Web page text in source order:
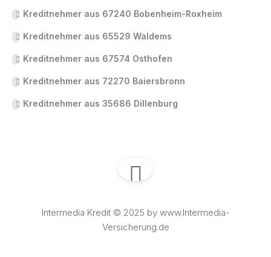
Kreditnehmer aus 67240 Bobenheim-Roxheim
Kreditnehmer aus 65529 Waldems
Kreditnehmer aus 67574 Osthofen
Kreditnehmer aus 72270 Baiersbronn
Kreditnehmer aus 35686 Dillenburg
Intermedia Kredit © 2025 by www.Intermedia-
Versicherung.de